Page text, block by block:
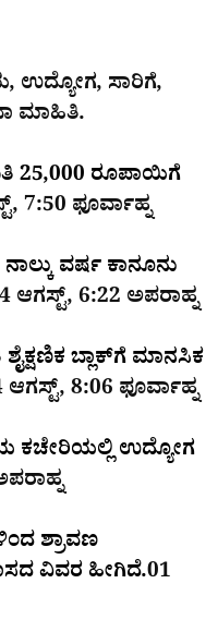
ಉದ್ಯೋಗ, ಸಾರಿಗೆ,
ಮಾಹಿತಿ.
25,000 ರೂಪಾಯಿಗೆ
7:50 ಫೂರ್ವಾಹ್ನ
ವರ್ಷ ಕಾನೂನು
ಆಗಸ್ಟ್, 6:22 ಅಪರಾಹ್ನ
ಬ್ಲಾಕ್‌ಗೆ ಮಾನಸಿಕ
ಆಗಸ್ಟ್, 8:06 ಫೂರ್ವಾಹ್ನ
ಕಚೇರಿಯಲ್ಲಿ ಉದ್ಯೋಗ
ಶ್ರಾವಣ
ವಿವರ ಹೀಗಿದೆ.01